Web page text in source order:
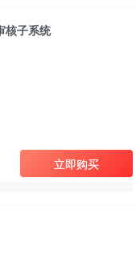
核子系统
立即购买